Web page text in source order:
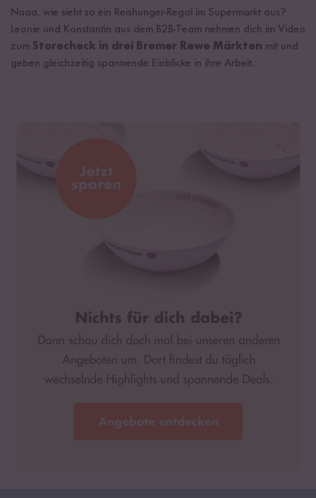
Naaa, wie sieht so ein Reishunger-Regal im Supermarkt aus?
Leonie und Konstantin aus dem B2B-Team nehmen dich im Video
zum Storecheck in drei Bremer Rewe Märkten mit und
geben gleichzeitig spannende Einblicke in ihre Arbeit.